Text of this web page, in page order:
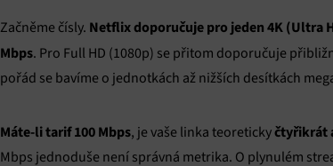
Začněme čísly. Netflix doporučuje pro jeden 4K (Ultra
Mbps. Pro Full HD (1080p) se přitom doporučuje
pořád se bavíme o jednotkách až nižších desítkách
Máte-li tarif 100 Mbps, je vaše linka teoretickyčtyřikrát
Mbps jednoduše není správná metrika. O plynulém